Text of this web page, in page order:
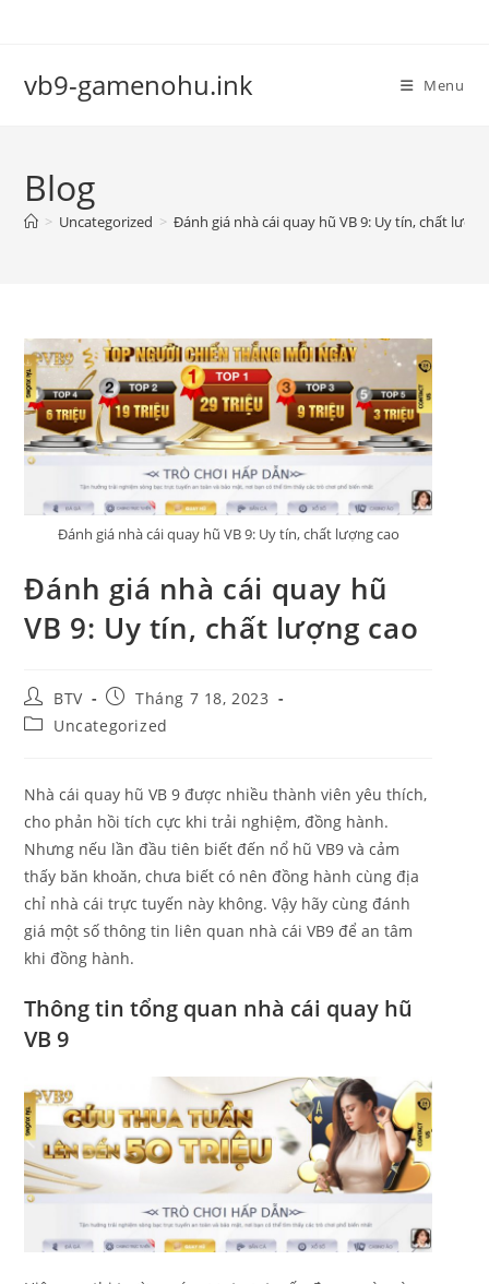
vb9-gamenohu.ink Menu
Blog
> Uncategorized > Đánh giá nhà cái quay hũ VB 9: Uy tín, chất
Đánh giá nhà cái quay hũ VB 9: Uy tín, chất lượng cao
Đánh giá nhà cái quay hũ
VB 9: Uy tín, chất lượng cao
P
o
u
t
h
r
:
BTV
P
s
u
b
l
s
h
e
:
Tháng 7 18, 2023
P
t
c
a
t
e
o
r
y
Uncategorized
Nhà cái quay hũ VB 9 được nhiều thành viên yêu thích,
cho phản hồi tích cực khi trải nghiệm, đồng hành.
Nhưng nếu lần đầu tiên biết đến nổ hũ VB9 và cảm
thấy băn khoăn, chưa biết có nên đồng hành cùng địa
chỉ nhà cái trực tuyến này không. Vậy hãy cùng đánh
giá một số thông tin liên quan nhà cái VB9 để an tâm
khi đồng hành.
Thông tin tổng quan nhà cái quay hũ
VB 9